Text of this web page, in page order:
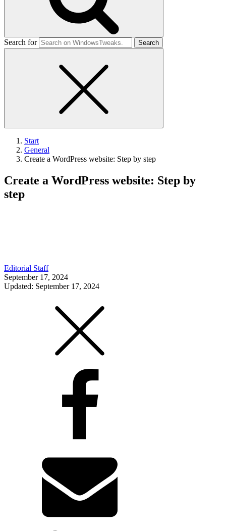
Search for
Start
General
Create a WordPress website: Step by step
Create a WordPress website: Step by
step
Editorial Staff
September 17, 2024
Updated: September 17, 2024